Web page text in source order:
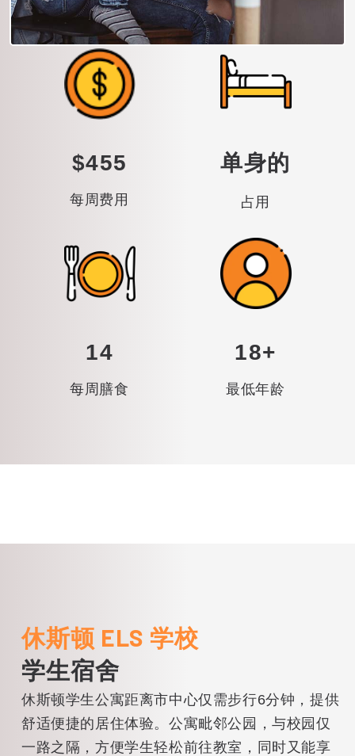
$455
每周费用
单身的
占用
14
每周膳食
18+
最低年龄
休斯顿 ELS 学校
学生宿舍
休斯顿学生公寓距离市中心仅需步行6分钟，提供
舒适便捷的居住体验。公寓毗邻公园，与校园仅
一路之隔，方便学生轻松前往教室，同时又能享